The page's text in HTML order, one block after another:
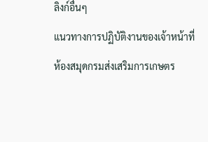
ลิงก์อื่นๆ
แนวทางการปฏิบัติงานของเจ้าหน้าที่
ห้องสมุดกรมส่งเสริมการเกษตร